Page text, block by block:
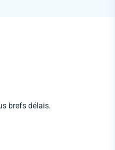
brefs délais.